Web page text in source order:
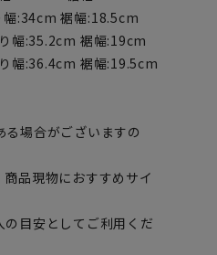
:34cm 裾幅:18.5cm
幅:35.2cm 裾幅:19cm
幅:36.4cm 裾幅:19.5cm
場合がございますの
品現物におすすめサイ
目安としてご利用くだ